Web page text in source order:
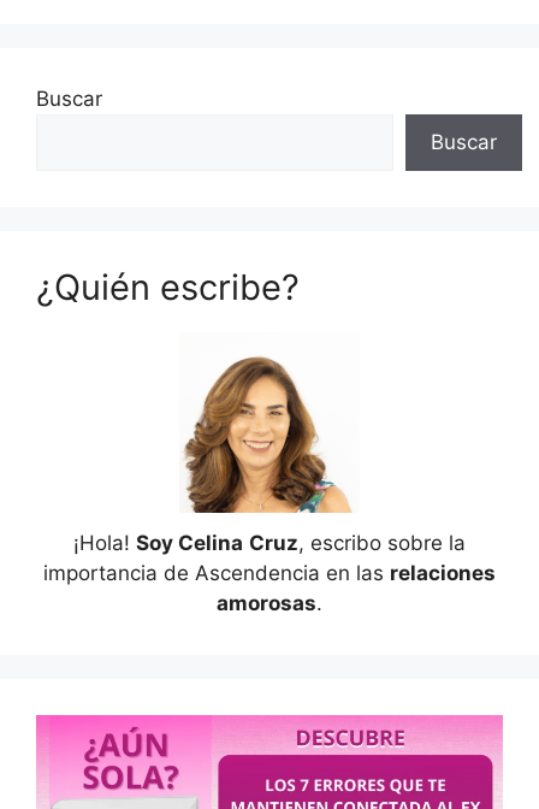
Buscar
Buscar
¿Quién escribe?
¡Hola! Soy Celina Cruz, escribo sobre la
importancia de Ascendencia en las relaciones
amorosas.